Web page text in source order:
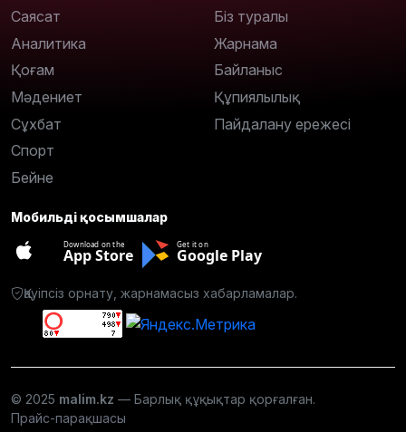
Саясат
Аналитика
Қоғам
Мәдениет
Сұхбат
Спорт
Бейне
Біз туралы
Жарнама
Байланыс
Құпиялылық
Пайдалану ережесі
Мобильді қосымшалар
Download on the
App Store
Get it on
Google Play
Қауіпсіз орнату, жарнамасыз хабарламалар.
© 2025 malim.kz — Барлық құқықтар қорғалған.
Прайс-парақшасы